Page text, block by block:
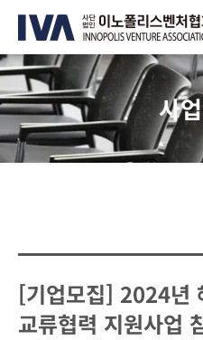
사
[기업모집] 2024년
교류협력 지원사업